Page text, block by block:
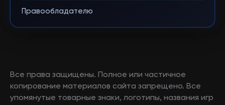
Правообладателю
Все права защищены. Полное или частичное
копирование материалов сайта запрещено. Все
упомянутые товарные знаки, логотипы, названия игр